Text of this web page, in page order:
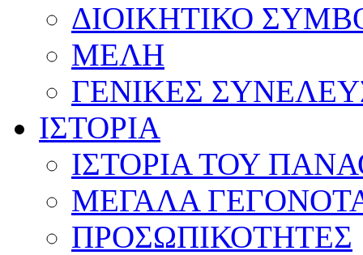
ΔΙΟΙΚΗΤΙΚΟ
ΜΕΛΗ
ΓΕΝΙΚΕΣ
ΙΣΤΟΡΙΑ
ΙΣΤΟΡΙΑ ΤΟΥ
ΜΕΓΑΛΑ
ΠΡΟΣΩΠΙΚΟΤΗΤΕΣ